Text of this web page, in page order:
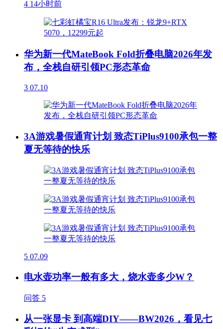
4 14小时前
华为新一代MateBook Fold折叠电脑2026年发
布，全栈自研引领PC形态革命
3 07.10
3A游戏暑假通宵计划 致态TiPlus9100承包一整
夏无等待的快乐
5 07.09
电水壶功率一般有多大，烧水壶多少W？
问答 5
从一张显卡 到高端DIY——BW2026，看见七